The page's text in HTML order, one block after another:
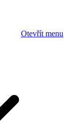
Otevřít menu